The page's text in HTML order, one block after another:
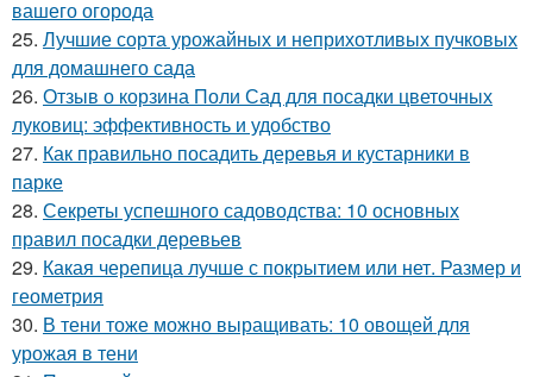
вашего огорода
25. Лучшие сорта урожайных и неприхотливых пучковых
для домашнего сада
26. Отзыв о корзина Поли Сад для посадки цветочных
луковиц: эффективность и удобство
27. Как правильно посадить деревья и кустарники в
парке
28. Секреты успешного садоводства: 10 основных
правил посадки деревьев
29. Какая черепица лучше с покрытием или нет. Размер и
геометрия
30. В тени тоже можно выращивать: 10 овощей для
урожая в тени